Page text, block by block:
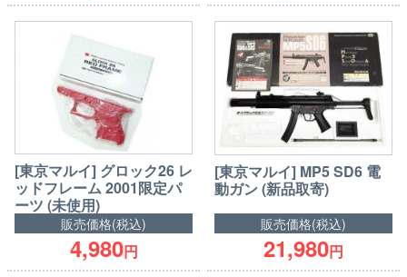
[東京マルイ] グロック26 レ
ッドフレーム 2001限定パ
ーツ (未使用)
販売価格(税込)
4,980円
[東京マルイ] MP5 SD6 電
動ガン (新品取寄)
販売価格(税込)
21,980円